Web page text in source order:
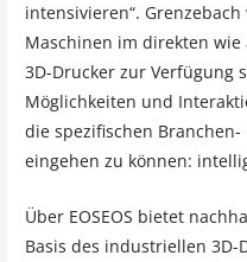
intensivieren“.
Maschinen im direkten
3D-Drucker zur Verfügung
Möglichkeiten und
die spezifischen
eingehen zu können:
Über EOSEOS bietet
Basis des industriellen